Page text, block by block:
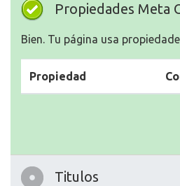
Propiedades Meta
Bien. Tu página usa
Propiedad
Titulos